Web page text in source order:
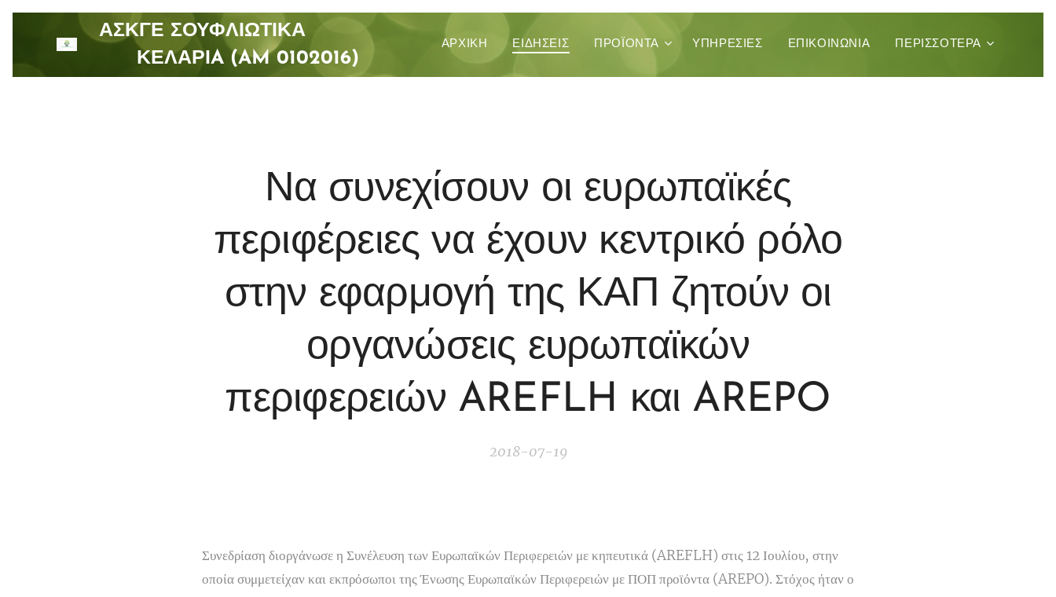
ΑΣΚΓΕ ΣΟΥΦΛΙΩΤΙΚΑ
ΚΕΛΑΡΙA (AM 0102016)
ΑΡΧΙΚΉ ΕΙΔΗΣΕΙΣ ΠΡΟΪΌΝΤΑ ΥΠΗΡΕΣΊΕΣ ΕΠΙΚΟΙΝΩΝΊΑ ΠΕΡΙΣΣΌΤΕΡΑ
Να συνεχίσουν οι ευρωπαϊκές
περιφέρειες να έχουν κεντρικό ρόλο
στην εφαρμογή της ΚΑΠ ζητούν οι
οργανώσεις ευρωπαϊκών
περιφερειών AREFLH και AREPO
2018-07-19
Συνεδρίαση διοργάνωσε η Συνέλευση των Ευρωπαϊκών Περιφερειών με κηπευτικά (AREFLH) στις 12 Ιουλίου, στην
οποία συμμετείχαν και εκπρόσωποι της Ένωσης Ευρωπαϊκών Περιφερειών με ΠΟΠ προϊόντα (AREPO). Στόχος ήταν ο